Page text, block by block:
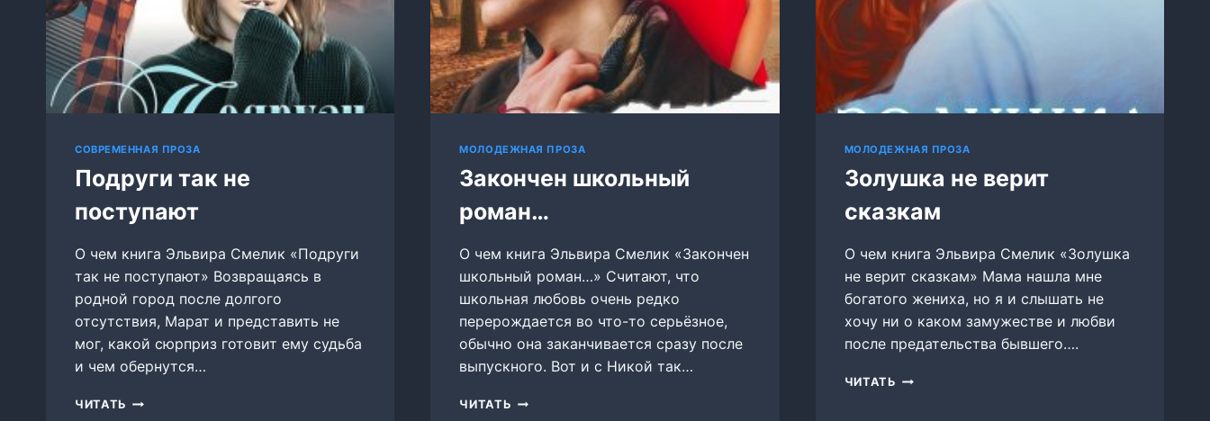
СОВРЕМЕННАЯ ПРОЗА
Подруги так не
поступают
О чем книга Эльвира Смелик «Подруги
так не поступают» Возвращаясь в
родной город после долгого
отсутствия, Марат и представить не
мог, какой сюрприз готовит ему судьба
и чем обернутся…
ЧИТАТЬ ПОДРУГИ
МОЛОДЕЖНАЯ ПРОЗА
Закончен школьный
роман…
О чем книга Эльвира Смелик «Закончен
школьный роман…» Считают, что
школьная любовь очень редко
перерождается во что-то серьёзное,
обычно она заканчивается сразу после
выпускного. Вот и с Никой так…
ЧИТАТЬ ЗАКОНЧЕН
МОЛОДЕЖНАЯ ПРОЗА
Золушка не верит
сказкам
О чем книга Эльвира Смелик «Золушка
не верит сказкам» Мама нашла мне
богатого жениха, но я и слышать не
хочу ни о каком замужестве и любви
после предательства бывшего….
ЧИТАТЬ ЗОЛУШКА